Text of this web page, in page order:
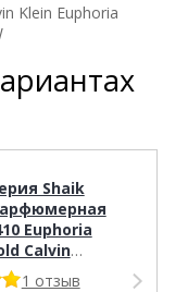
Klein Euphoria
Shaik
Euphoria
Calvin
1 отзыв